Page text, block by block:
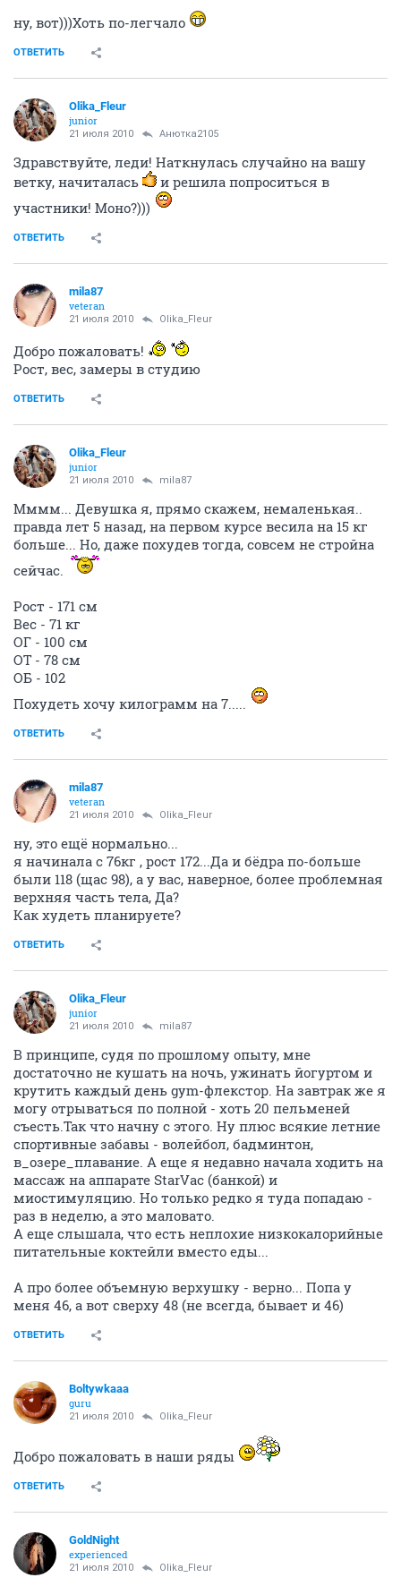
ну, вот)))Хоть по-легчало
ОТВЕТИТЬ
Olika_Fleur
junior
21 июля 2010 Анютка2105
Здравствуйте, леди! Наткнулась случайно на вашу
ветку, начиталась
и решила попроситься в
участники! Моно?)))
ОТВЕТИТЬ
mila87
veteran
21 июля 2010 Olika_Fleur
Добро пожаловать!
Рост, вес, замеры в студию
ОТВЕТИТЬ
Olika_Fleur
junior
21 июля 2010 mila87
Мммм... Девушка я, прямо скажем, немаленькая..
правда лет 5 назад, на первом курсе весила на 15 кг
больше... Но, даже похудев тогда, совсем не стройна
сейчас.
Рост - 171 см
Вес - 71 кг
ОГ - 100 см
ОТ - 78 см
ОБ - 102
Похудеть хочу килограмм на 7.....
ОТВЕТИТЬ
mila87
veteran
21 июля 2010 Olika_Fleur
ну, это ещё нормально...
я начинала с 76кг , рост 172...Да и бёдра по-больше
были 118 (щас 98), а у вас, наверное, более проблемная
верхняя часть тела, Да?
Как худеть планируете?
ОТВЕТИТЬ
Olika_Fleur
junior
21 июля 2010 mila87
В принципе, судя по прошлому опыту, мне
достаточно не кушать на ночь, ужинать йогуртом и
крутить каждый день gym-флекстор. На завтрак же я
могу отрываться по полной - хоть 20 пельменей
съесть.Так что начну с этого. Ну плюс всякие летние
спортивные забавы - волейбол, бадминтон,
в_озере_плавание. А еще я недавно начала ходить на
массаж на аппарате StarVac (банкой) и
миостимуляцию. Но только редко я туда попадаю -
раз в неделю, а это маловато.
А еще слышала, что есть неплохие низкокалорийные
питательные коктейли вместо еды...
А про более объемную верхушку - верно... Попа у
меня 46, а вот сверху 48 (не всегда, бывает и 46)
ОТВЕТИТЬ
Boltywkaaa
guru
21 июля 2010 Olika_Fleur
Добро пожаловать в наши ряды
ОТВЕТИТЬ
GoldNight
experienced
21 июля 2010 Olika_Fleur